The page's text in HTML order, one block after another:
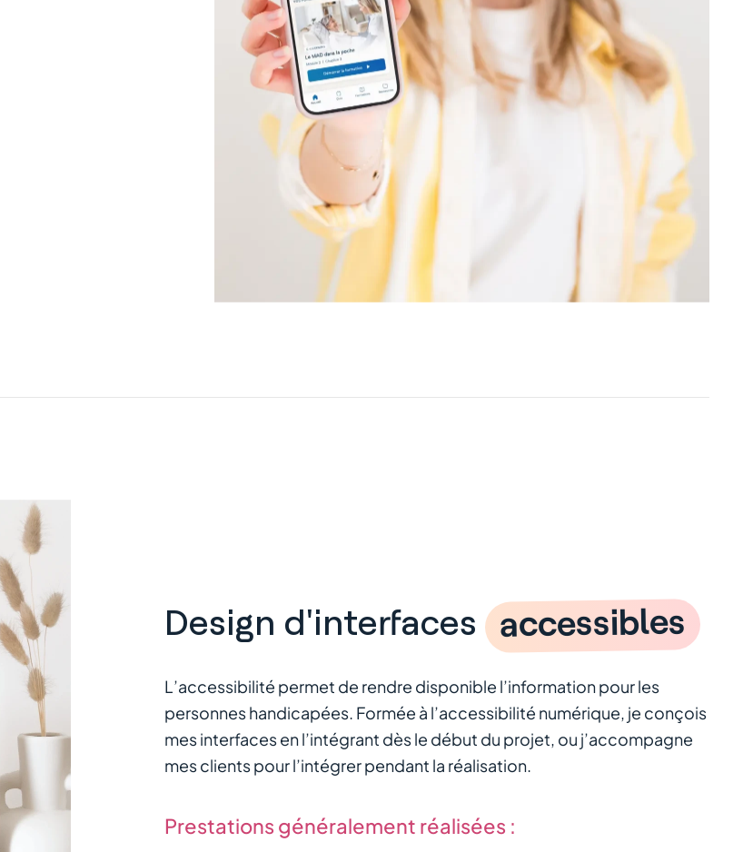
Design d'interfaces accessibles
L’accessibilité permet de rendre disponible l’information pour les
personnes handicapées. Formée à l’accessibilité numérique, je conçois
mes interfaces en l’intégrant dès le début du projet, ou j’accompagne
mes clients pour l’intégrer pendant la réalisation.
Prestations généralement réalisées :